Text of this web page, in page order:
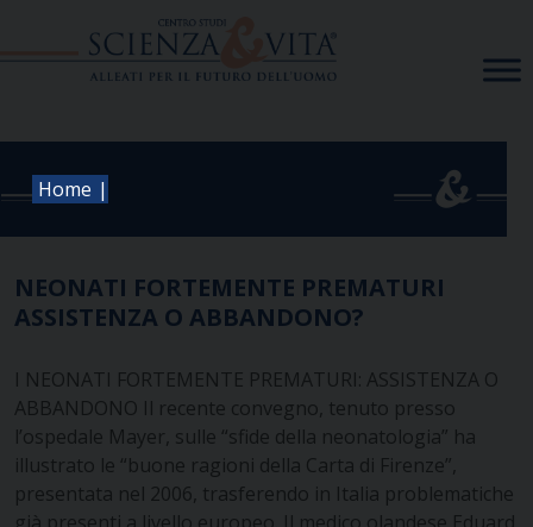
Home |
NEONATI FORTEMENTE PREMATURI
ASSISTENZA O ABBANDONO?
I NEONATI FORTEMENTE PREMATURI: ASSISTENZA O
ABBANDONO Il recente convegno, tenuto presso
l’ospedale Mayer, sulle “sfide della neonatologia” ha
illustrato le “buone ragioni della Carta di Firenze”,
presentata nel 2006, trasferendo in Italia problematiche